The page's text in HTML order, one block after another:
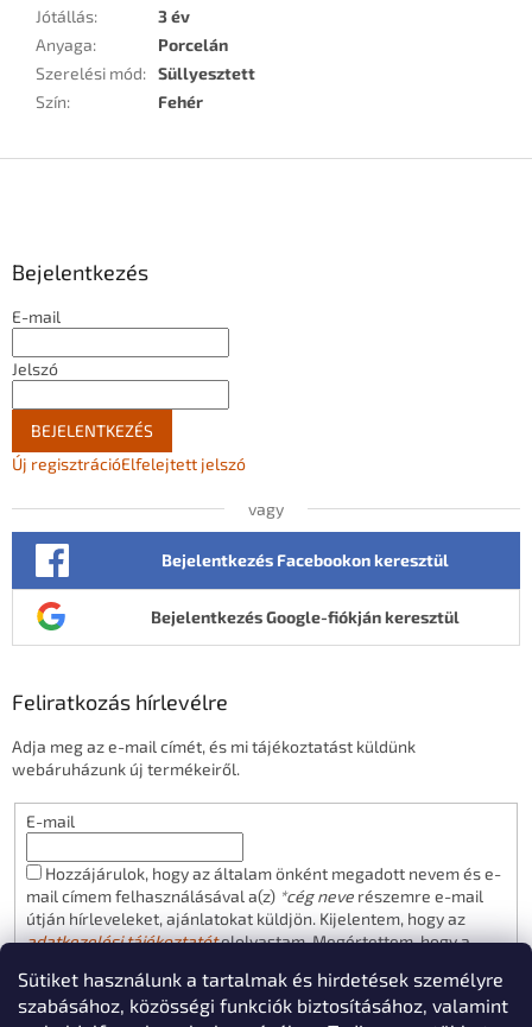
Sütiket használunk a tartalmak és hirdetések személyre
szabásához, közösségi funkciók biztosításához, valamint
Jótállás:
3 év
Anyaga:
Porcelán
Szerelési mód: Süllyesztett
Szín: Fehér
Bejelentkezés
E-mail
Jelszó
BEJELENTKEZÉS
Új regisztrációElfelejtett jelszó
vagy
Bejelentkezés Facebookon keresztül
Bejelentkezés Google-fiókján keresztül
Feliratkozás hírlevélre
Adja meg az e-mail címét, és mi tájékoztatást küldünk
webáruházunk új termékeiről.
E-mail
Hozzájárulok, hogy az általam önként megadott nevem és e-
mail címem felhasználásával a(z) *cég neverészemre e-mail
útján hírleveleket, ajánlatokat küldjön. Kijelentem, hogy az
adatkezelési tájékoztatótelolvastam. Megértettem, hogy a
FELIRATKOZÁS